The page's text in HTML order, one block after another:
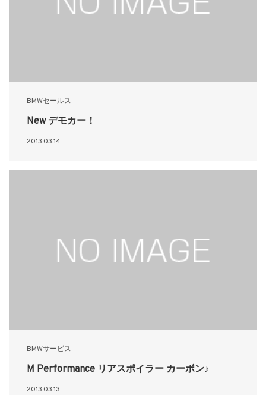
BMWセールス
New デモカー！
2013.03.14
BMWサービス
M Performance リアスポイラー カーボン♪
2013.03.13